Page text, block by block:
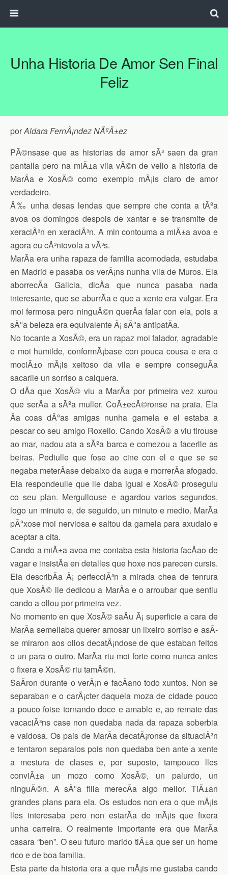
Unha Historia De Amor Sen Final
Feliz
porAldara FernÃ¡ndez NÃºÃ±ez
PÃ©nsase que as historias de amor sÃ³ saen da gran
pantalla pero na miÃ±a vila vÃ©n de vello a historia de
MarÃ­a e XosÃ© como exemplo mÃ¡is claro de amor
verdadeiro.
Ã‰ unha desas lendas que sempre che conta a tÃºa
avoa os domingos despois de xantar e se transmite de
xeraciÃ³n en xeraciÃ³n. A min contouma a miÃ±a avoa e
agora eu cÃ³ntovola a vÃ³s.
MarÃ­a era unha rapaza de familia acomodada, estudaba
en Madrid e pasaba os verÃ¡ns nunha vila de Muros. Ela
aborrecÃ­a Galicia, dicÃ­a que nunca pasaba nada
interesante, que se aburrÃ­a e que a xente era vulgar. Era
moi fermosa pero ninguÃ©n querÃ­a falar con ela, pois a
sÃºa beleza era equivalente Ã¡ sÃºa antipatÃ­a.
No tocante a XosÃ©, era un rapaz moi falador, agradable
e moi humilde, conformÃ¡base con pouca cousa e era o
mociÃ±o mÃ¡is xeitoso da vila e sempre conseguÃ­a
sacarlle un sorriso a calquera.
O dÃ­a que XosÃ© viu a MarÃ­a por primeira vez xurou
que serÃ­a a sÃºa muller. CoÃ±ecÃ©ronse na praia. Ela
Ã­a coas dÃºas amigas nunha gamela e el estaba a
pescar co seu amigo Roxelio. Cando XosÃ© a viu tirouse
ao mar, nadou ata a sÃºa barca e comezou a facerlle as
beiras. Pediulle que fose ao cine con el e que se se
negaba meterÃ­ase debaixo da auga e morrerÃ­a afogado.
Ela respondeulle que lle daba igual e XosÃ© proseguiu
co seu plan. Mergullouse e agardou varios segundos,
logo un minuto e, de seguido, un minuto e medio. MarÃ­a
pÃºxose moi nerviosa e saltou da gamela para axudalo e
aceptar a cita.
Cando a miÃ±a avoa me contaba esta historia facÃ­ao de
vagar e insistÃ­a en detalles que hoxe nos parecen cursis.
Ela describÃ­a Ã¡ perfecciÃ³n a mirada chea de tenrura
que XosÃ© lle dedicou a MarÃ­a e o arroubar que sentiu
cando a ollou por primeira vez.
No momento en que XosÃ© saÃ­u Ã¡ superficie a cara de
MarÃ­a semellaba querer amosar un lixeiro sorriso e asÃ­
se miraron aos ollos decatÃ¡ndose de que estaban feitos
o un para o outro. MarÃ­a riu moi forte como nunca antes
o fixera e XosÃ© riu tamÃ©n.
SaÃ­ron durante o verÃ¡n e facÃ­ano todo xuntos. Non se
separaban e o carÃ¡cter daquela moza de cidade pouco
a pouco foise tornando doce e amable e, ao remate das
vacaciÃ³ns case non quedaba nada da rapaza soberbia
e vaidosa. Os pais de MarÃ­a decatÃ¡ronse da situaciÃ³n
e tentaron separalos pois non quedaba ben ante a xente
a mestura de clases e, por suposto, tampouco lles
conviÃ±a un mozo como XosÃ©, un palurdo, un
ninguÃ©n. A sÃºa filla merecÃ­a algo mellor. TiÃ±an
grandes plans para ela. Os estudos non era o que mÃ¡is
lles interesaba pero non estarÃ­a de mÃ¡is que fixera
unha carreira. O realmente importante era que MarÃ­a
casara “ben”. O seu futuro marido tiÃ±a que ser un home
rico e de boa familia.
Esta parte da historia era a que mÃ¡is me gustaba cando